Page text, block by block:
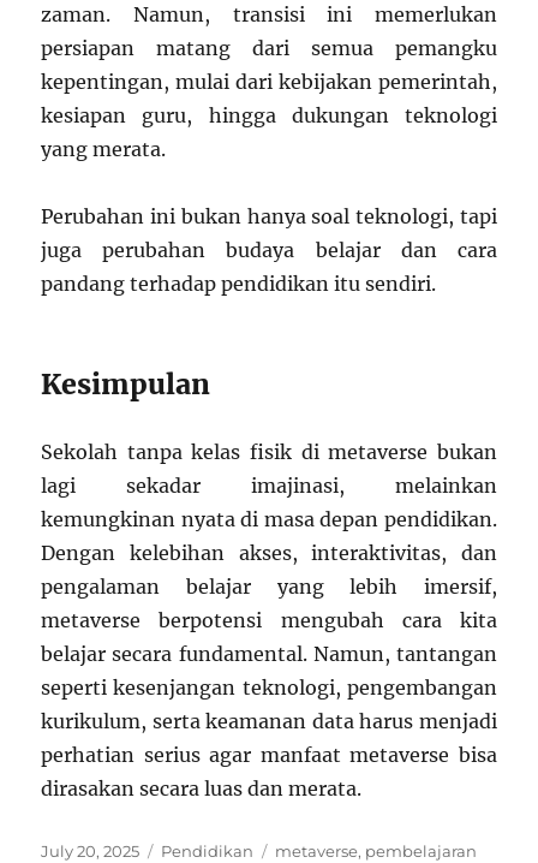
zaman. Namun, transisi ini memerlukan
persiapan matang dari semua pemangku
kepentingan, mulai dari kebijakan pemerintah,
kesiapan guru, hingga dukungan teknologi
yang merata.
Perubahan ini bukan hanya soal teknologi, tapi
juga perubahan budaya belajar dan cara
pandang terhadap pendidikan itu sendiri.
Kesimpulan
Sekolah tanpa kelas fisik di metaverse bukan
lagi sekadar imajinasi, melainkan
kemungkinan nyata di masa depan pendidikan.
Dengan kelebihan akses, interaktivitas, dan
pengalaman belajar yang lebih imersif,
metaverse berpotensi mengubah cara kita
belajar secara fundamental. Namun, tantangan
seperti kesenjangan teknologi, pengembangan
kurikulum, serta keamanan data harus menjadi
perhatian serius agar manfaat metaverse bisa
dirasakan secara luas dan merata.
Posted
July 20, 2025 Categories
Pendidikan Tags
metaverse, pembelajaran